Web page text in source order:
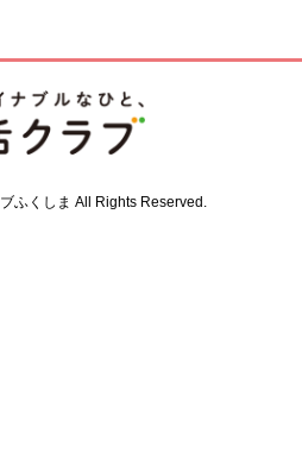
ふくしま All Rights Reserved.